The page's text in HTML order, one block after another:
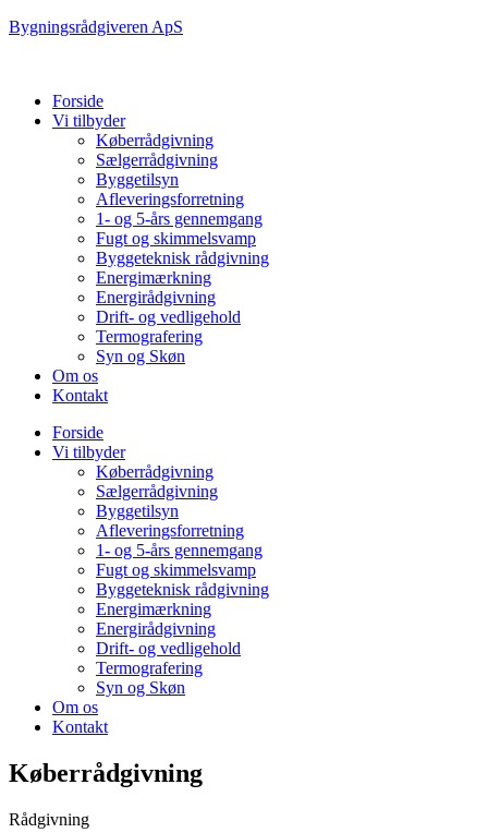
Bygningsrådgiveren ApS
Forside
Vi tilbyder
Køberrådgivning
Sælgerrådgivning
Byggetilsyn
Afleveringsforretning
1- og 5-års gennemgang
Fugt og skimmelsvamp
Byggeteknisk rådgivning
Energimærkning
Energirådgivning
Drift- og vedligehold
Termografering
Syn og Skøn
Om os
Kontakt
Forside
Vi tilbyder
Køberrådgivning
Sælgerrådgivning
Byggetilsyn
Afleveringsforretning
1- og 5-års gennemgang
Fugt og skimmelsvamp
Byggeteknisk rådgivning
Energimærkning
Energirådgivning
Drift- og vedligehold
Termografering
Syn og Skøn
Om os
Kontakt
Køberrådgivning
Rådgivning